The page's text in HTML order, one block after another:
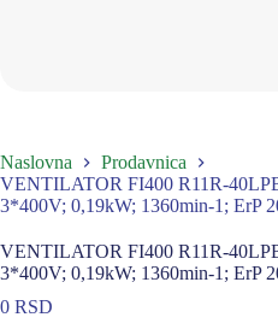
Naslovna
Prodavnica
VENTILATOR FI400 R11R-
3*400V; 0,19kW; 1360min-1; ErP
VENTILATOR FI400 R11R-
3*400V; 0,19kW; 1360min-1; ErP
0 RSD